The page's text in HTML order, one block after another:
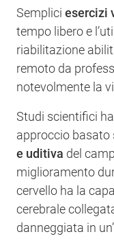
Semplici esercizi
tempo libero e
riabilitazione
remoto da
notevolmente la
Studi scientifici
approccio basato
e uditiva del
miglioramento
cervello ha la
cerebrale
danneggiata in